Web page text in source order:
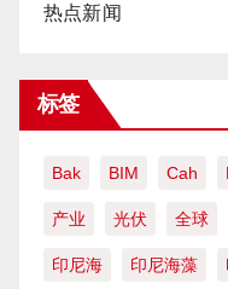
热点新闻
标签
Bak BIM Cah
产业 光伏 全球
印尼海 印尼海藻